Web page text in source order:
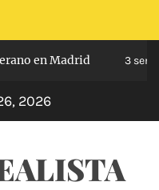
en Madrid 3
2026